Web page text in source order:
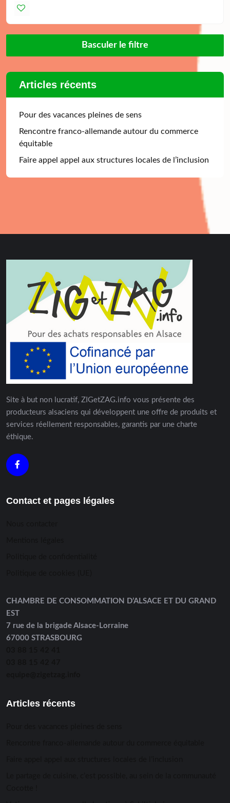
Basculer le filtre
Articles récents
Pour des vacances pleines de sens
Rencontre franco-allemande autour du commerce
équitable
Faire appel appel aux structures locales de l’inclusion
Site à but non lucratif, ZIGetZAG.info vous présente des
producteurs alsaciens qui développent une offre de produits et
services réellement responsables, garantis par une charte
éthique.
Contact et pages légales
CHAMBRE DE CONSOMMATION D’ALSACE ET DU GRAND
EST
7 rue de la brigade Alsace-Lorraine
67000 STRASBOURG
Articles récents